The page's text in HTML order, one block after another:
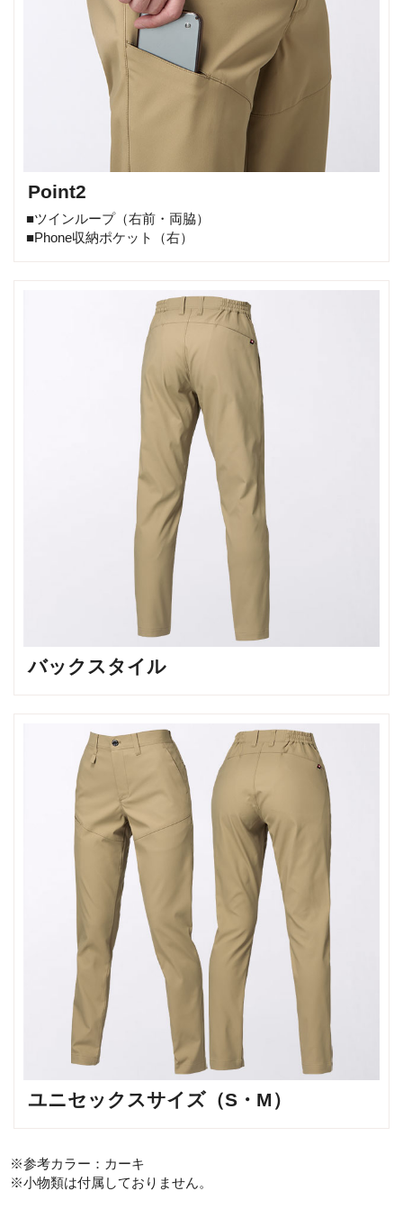
Point2
■ツインループ（右前・両脇）
■Phone収納ポケット（右）
バックスタイル
ユニセックスサイズ（S・M）
※参考カラー：カーキ
※小物類は付属しておりません。